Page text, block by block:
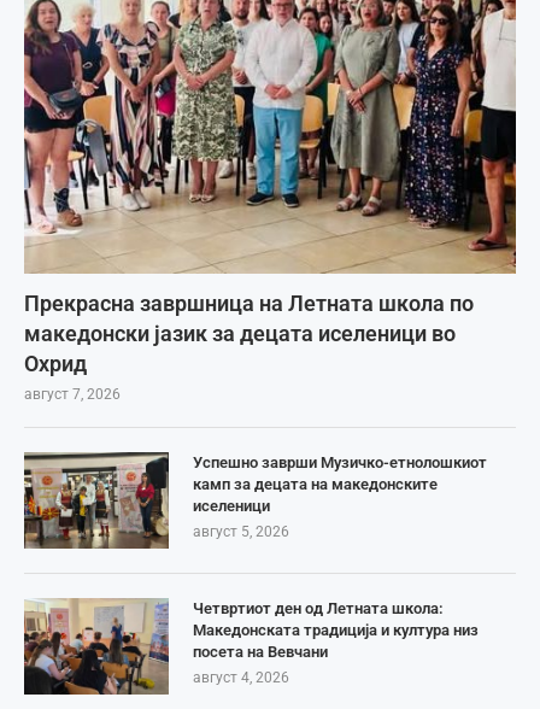
Прекрасна завршница на Летната школа по
македонски јазик за децата иселеници во
Охрид
август 7, 2026
Успешно заврши Музичко-етнолошкиот
камп за децата на македонските
иселеници
август 5, 2026
Четвртиот ден од Летната школа:
Македонската традиција и култура низ
посета на Вевчани
август 4, 2026